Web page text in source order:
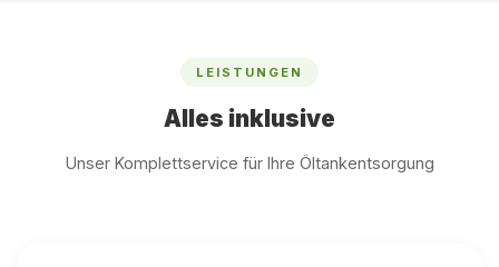
LEISTUNGEN
Alles inklusive
Unser Komplettservice für Ihre Öltankentsorgung